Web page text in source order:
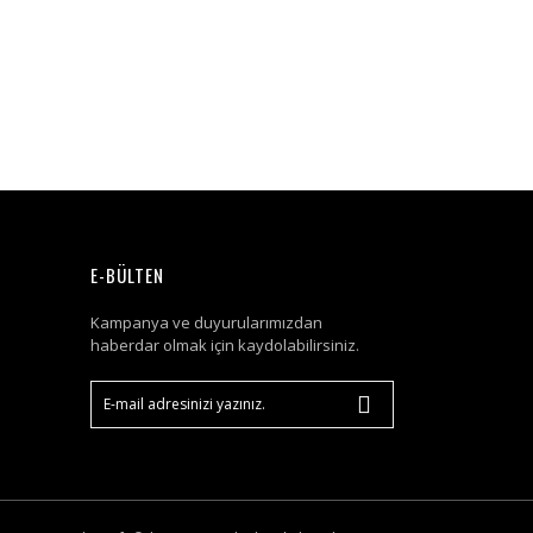
E-BÜLTEN
Kampanya ve duyurularımızdan
haberdar olmak için kaydolabilirsiniz.